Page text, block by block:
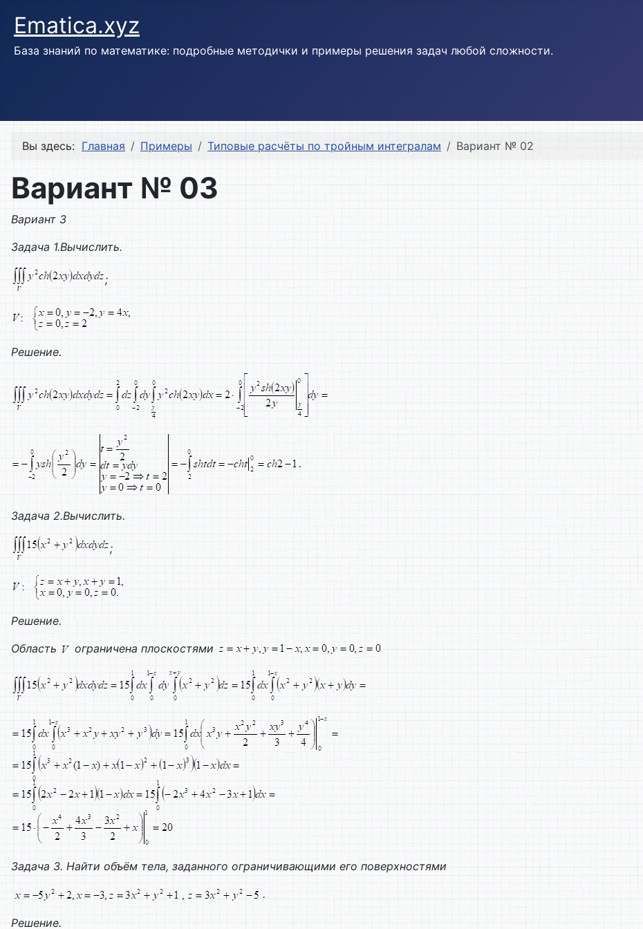
Ematica.xyz
База знаний по математике: подробные методички и примеры решения задач любой сложности.
Вы здесь: Главная Примеры Типовые расчёты по тройным интегралам Вариант № 02
Вариант № 03
Вариант 3
Задача 1.Вычислить.
;
Решение.
.
Задача 2.Вычислить.
;
Решение.
Область
ограничена плоскостями
Задача 3. Найти объём тела, заданного ограничивающими его поверхностями
.
Решение.